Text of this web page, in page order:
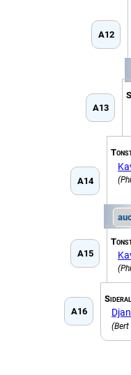
A12
A13
A14
A15
A16
(Bert